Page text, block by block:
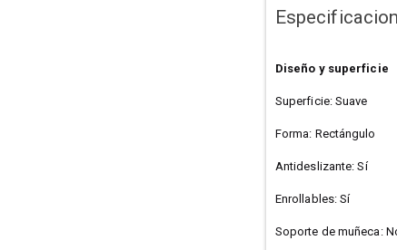
Diseño y superficie
Superficie: Suave
Forma: Rectángulo
Antideslizante: Sí
Enrollables: Sí
Soporte de muñeca: